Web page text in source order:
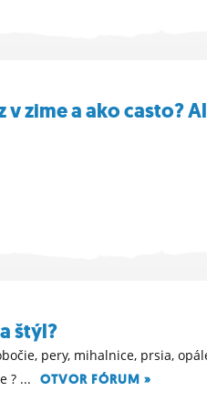
zime a ako casto?
štýl?
pery, mihalnice, prsia,
? ...
OTVOR FÓRUM »